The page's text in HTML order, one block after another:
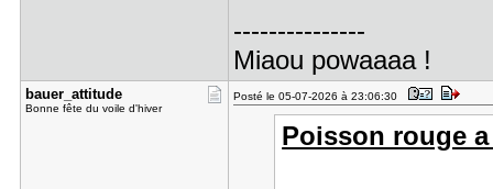
---------------
Miaou powaaaa !
bauer_atti​tude
Bonne fête du voile d'hiver
Posté le 05-07-2026 à 23:06:30
Poisson rouge